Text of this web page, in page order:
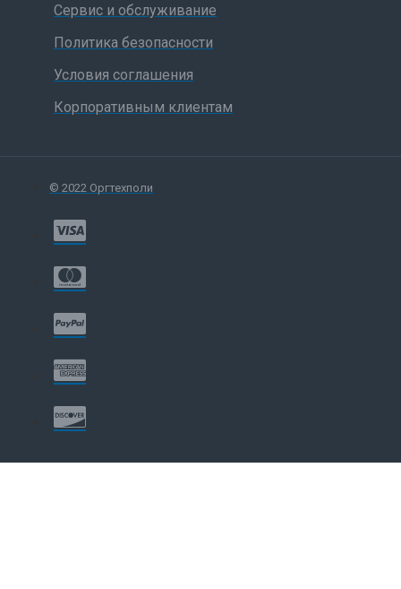
Сервис и обслуживание
Политика безопасности
Условия соглашения
Корпоративным клиентам
© 2022 Оргтехполи